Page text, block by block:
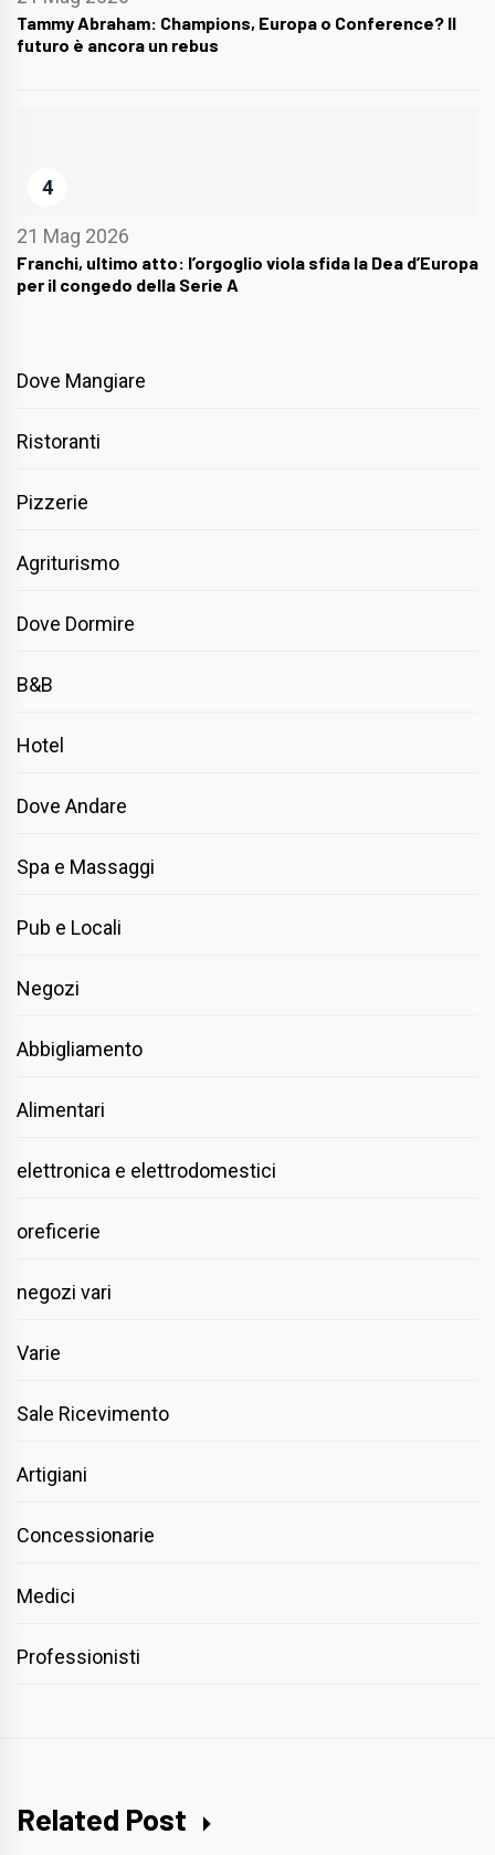
Tammy Abraham: Champions, Europa o Conference? Il
futuro è ancora un rebus
4
21 Mag 2026
Franchi, ultimo atto: l’orgoglio viola sfida la Dea d’Europa
per il congedo della Serie A
Dove Mangiare
Ristoranti
Pizzerie
Agriturismo
Dove Dormire
B&B
Hotel
Dove Andare
Spa e Massaggi
Pub e Locali
Negozi
Abbigliamento
Alimentari
elettronica e elettrodomestici
oreficerie
negozi vari
Varie
Sale Ricevimento
Artigiani
Concessionarie
Medici
Professionisti
Related Post